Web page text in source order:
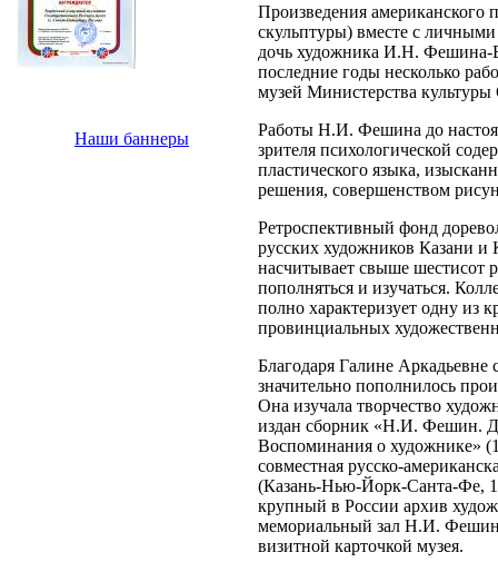
Наши баннеры
Произведения американского
скульптуры) вместе с
дочь художника И.Н. Фешина-
последние годы несколько
музей Министерства
Работы Н.И. Фешина до
зрителя психологической
пластического языка,
решения, совершенством
Ретроспективный фонд
русских художников Казани и
насчитывает свыше шестисот
пополняться и изучаться.
полно характеризует одну из
провинциальных
Благодаря Галине
значительно пополнилось
Она изучала творчество
издан сборник «Н.И. Фешин.
Воспоминания о художнике»
совместная русско-
(Казань-Нью-Йорк-Санта-Фе,
крупный в России архив
мемориальный зал Н.И.
визитной карточкой музея.